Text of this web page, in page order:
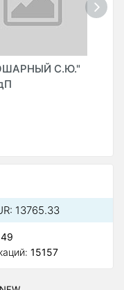
С.Ю."
13765.33
49
15157